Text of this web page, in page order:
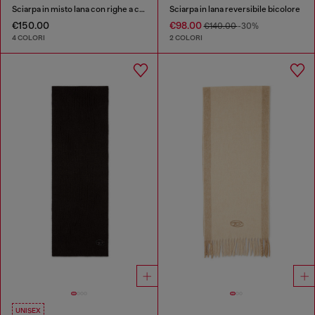
Sciarpa in misto lana con righe a contrasto
€150.00
4 COLORI
Sciarpa in lana reversibile bicolore
€98.00€140.00-30%
2 COLORI
UNISEX